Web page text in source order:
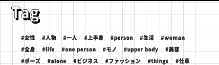
Tag
#女性 #人物 #一人 #上半身 #person #生活 #woman
#全身 #life #one person #モノ #upper body #美容
#ポーズ #alone #ビジネス #ファッション #things #仕草